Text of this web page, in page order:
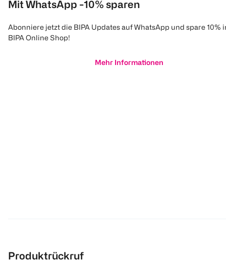
Mit WhatsApp -10% sparen
Abonniere jetzt die BIPA Updates auf WhatsApp und spare 10%
BIPA Online Shop!
Mehr Informationen
Produktrückruf